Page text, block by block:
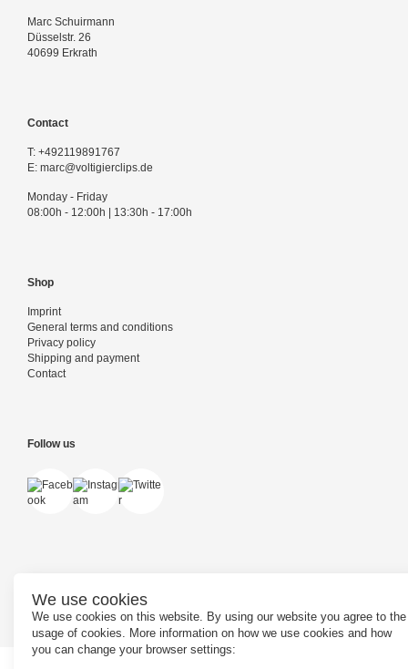
We use cookies
We use cookies on this website. By using our website you agree to the
usage of cookies. More information on how we use cookies and how
you can change your browser settings:
Marc Schuirmann
Düsselstr. 26
40699 Erkrath
Contact
T: +492119891767
E: marc@voltigierclips.de
Monday - Friday
08:00h - 12:00h | 13:30h - 17:00h
Shop
Imprint
General terms and conditions
Privacy policy
Shipping and payment
Contact
Follow us
Powered by PepperShop